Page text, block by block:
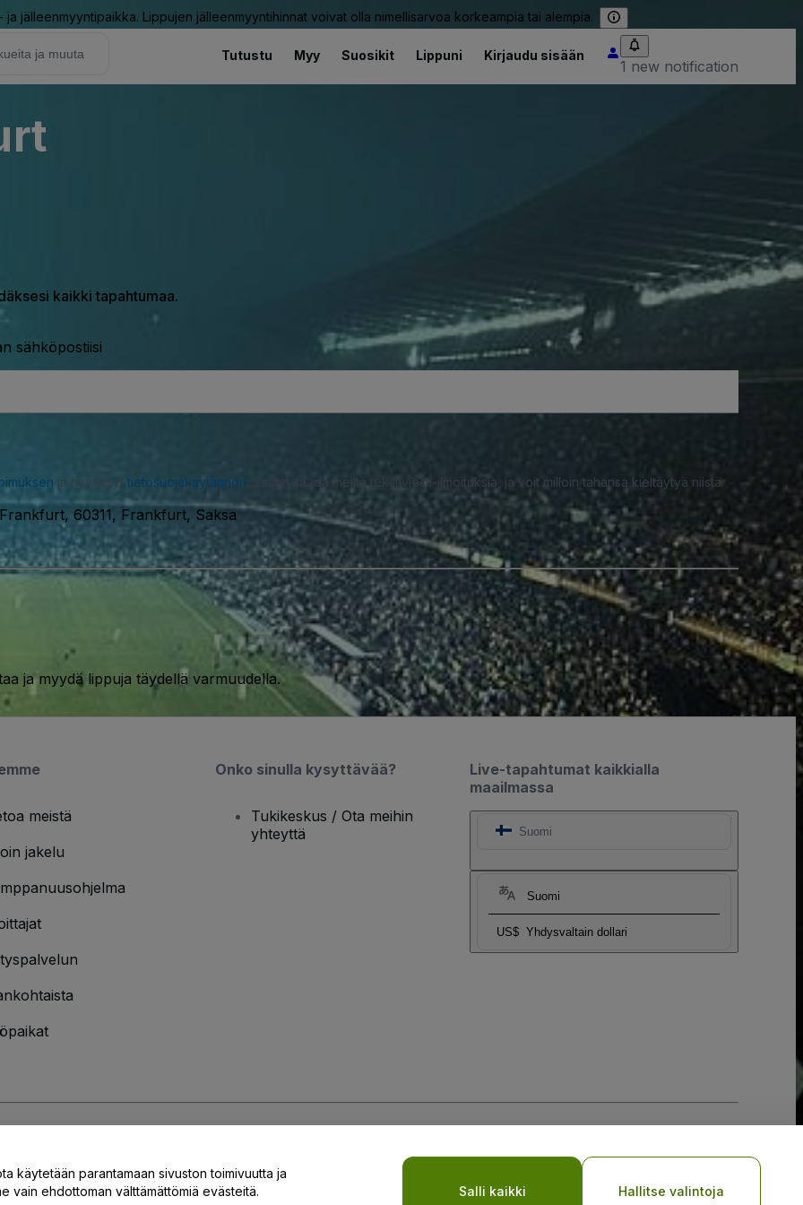
ja jälleenmyyntipaikka. Lippujen jälleenmyyntihinnat voivat olla nimellisarvoa korkeampia tai alempia.
Tutustu Myy Suosikit Lippuni Kirjaudu sisään
1 new notification
kaikki tapahtumaa.
sähköpostiisi
ja hyväksyt tietosuojakäytännön . Saatat saada meiltä tekstiviesti-ilmoituksia, ja voit milloin tahansa kieltäytyä niistä.
60311, Frankfurt, Saksa
ja myydä lippuja täydellä varmuudella.
Live-tapahtumat kaikkialla
maailmassa
Suomi
Suomi
US$ Yhdysvaltain dollari
meistä
jakelu
Onko sinulla kysyttävää?
Tukikeskus / Ota meihin
yhteyttä
käytetään parantamaan sivuston toimivuutta ja
vain ehdottoman välttämättömiä evästeitä.
Salli kaikki Hallitse valintoja